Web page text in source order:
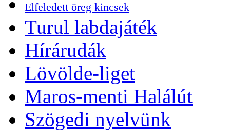
Elfeledett öreg kincsek
Turul labdajáték
Hírárudák
Lövölde-liget
Maros-menti Halálút
Szögedi nyelvünk